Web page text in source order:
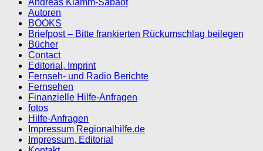
Autoren
BOOKS
Briefpost – Bitte frankierten Rückumschlag beilegen
Bücher
Contact
Editorial, Imprint
Fernseh- und Radio Berichte
Fernsehen
Finanzielle Hilfe-Anfragen
fotos
Hilfe-Anfragen
Impressum Regionalhilfe.de
Impressum, Editorial